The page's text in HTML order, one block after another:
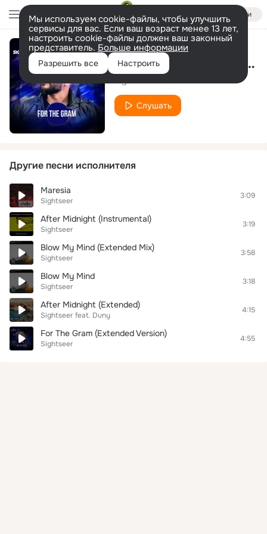
Войти
Мы используем cookie-файлы, чтобы улучшить
сервисы для вас. Если ваш возраст менее 13 лет,
настроить cookie-файлы должен ваш законный
представитель. Больше информации
Разрешить все Настроить For The Gram (Radio Edit)
Слушать
Другие песни исполнителя
Maresia
Sightseer
3:09
After Midnight (Instrumental)
Sightseer
3:19
Blow My Mind (Extended Mix)
Sightseer
3:58
Blow My Mind
Sightseer
3:18
After Midnight (Extended)
Sightseer feat. Duny
4:15
For The Gram (Extended Version)
Sightseer
4:55